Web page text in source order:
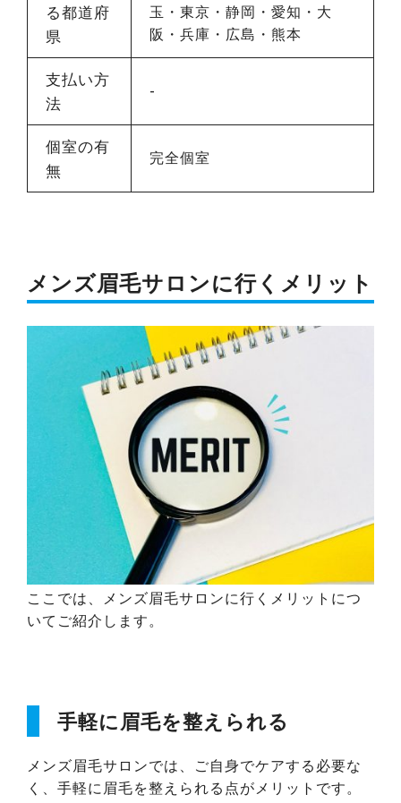
る都道府
県
玉・東京・静岡・愛知・大
阪・兵庫・広島・熊本
支払い方
法
-
個室の有
無
完全個室
メンズ眉毛サロンに行くメリット
ここでは、メンズ眉毛サロンに行くメリットにつ
いてご紹介します。
手軽に眉毛を整えられる
メンズ眉毛サロンでは、ご自身でケアする必要な
く、手軽に眉毛を整えられる点がメリットです。